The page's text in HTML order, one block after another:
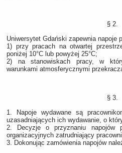
§ 2.
Uniwersytet Gdański zapewnia napoje
1) przy pracach na otwartej
poniżej 10°C lub powyżej 25°C;
2) na stanowiskach pracy, w
warunkami atmosferycznymi
§ 3.
1. Napoje wydawane są
uzasadniających ich wydawanie, o
2. Decyzje o przyznaniu napojów
organizacyjnych zatrudniający
3. Dokonując zamówienia napojów